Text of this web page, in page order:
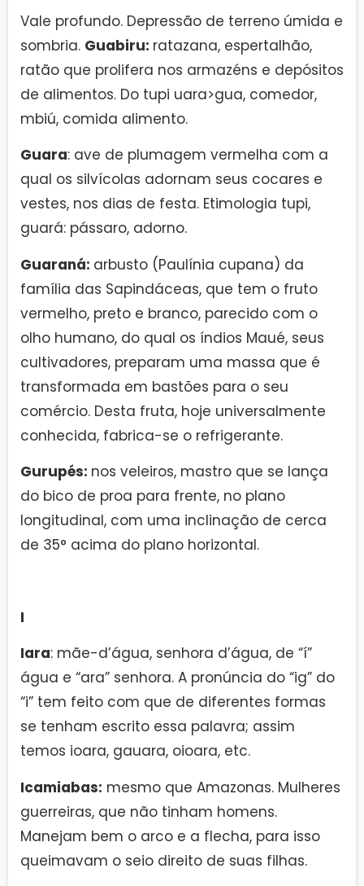
Vale profundo. Depressão de terreno úmida e
sombria. Guabiru: ratazana, espertalhão,
ratão que prolifera nos armazéns e depósitos
de alimentos. Do tupi uara>gua, comedor,
mbiú, comida alimento.
Guara: ave de plumagem vermelha com a
qual os silvícolas adornam seus cocares e
vestes, nos dias de festa. Etimologia tupi,
guará: pássaro, adorno.
Guaraná: arbusto (Paulínia cupana) da
família das Sapindáceas, que tem o fruto
vermelho, preto e branco, parecido com o
olho humano, do qual os índios Maué, seus
cultivadores, preparam uma massa que é
transformada em bastões para o seu
comércio. Desta fruta, hoje universalmente
conhecida, fabrica-se o refrigerante.
Gurupés: nos veleiros, mastro que se lança
do bico de proa para frente, no plano
longitudinal, com uma inclinação de cerca
de 35° acima do plano horizontal.
I
Iara: mãe-d’água, senhora d’água, de “í”
água e “ara” senhora. A pronúncia do “ig” do
“i” tem feito com que de diferentes formas
se tenham escrito essa palavra; assim
temos ioara, gauara, oioara, etc.
Icamiabas: mesmo que Amazonas. Mulheres
guerreiras, que não tinham homens.
Manejam bem o arco e a flecha, para isso
queimavam o seio direito de suas filhas.